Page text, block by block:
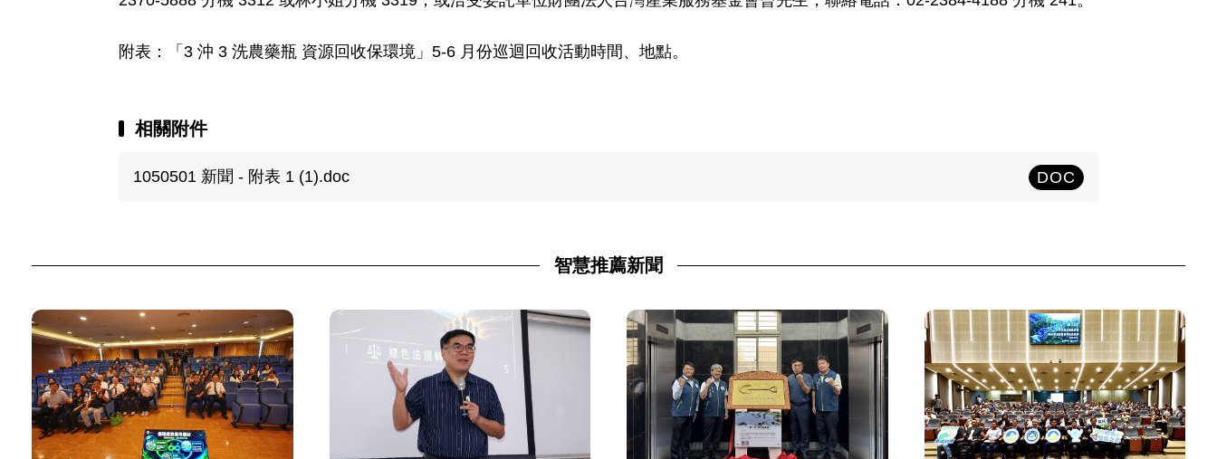
附表：「3 沖 3 洗農藥瓶 資源回收保環境」5-6 月份巡迴回收活動時間、地點。
相關附件
1050501 新聞 - 附表 1 (1).doc DOC
智慧推薦新聞